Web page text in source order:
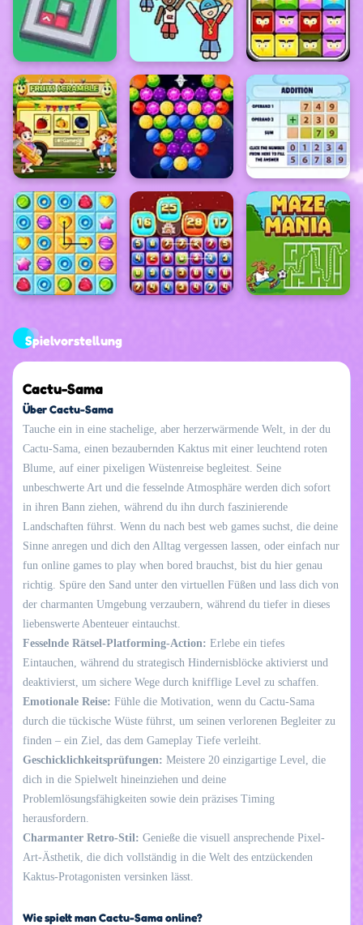
Spielvorstellung
Cactu-Sama
Über Cactu-Sama
Tauche ein in eine stachelige, aber herzerwärmende Welt, in der du
Cactu-Sama, einen bezaubernden Kaktus mit einer leuchtend roten
Blume, auf einer pixeligen Wüstenreise begleitest. Seine
unbeschwerte Art und die fesselnde Atmosphäre werden dich sofort
in ihren Bann ziehen, während du ihn durch faszinierende
Landschaften führst. Wenn du nach best web games suchst, die deine
Sinne anregen und dich den Alltag vergessen lassen, oder einfach nur
fun online games to play when bored brauchst, bist du hier genau
richtig. Spüre den Sand unter den virtuellen Füßen und lass dich von
der charmanten Umgebung verzaubern, während du tiefer in dieses
liebenswerte Abenteuer eintauchst.
Fesselnde Rätsel-Platforming-Action: Erlebe ein tiefes
Eintauchen, während du strategisch Hindernisblöcke aktivierst und
deaktivierst, um sichere Wege durch knifflige Level zu schaffen.
Emotionale Reise: Fühle die Motivation, wenn du Cactu-Sama
durch die tückische Wüste führst, um seinen verlorenen Begleiter zu
finden – ein Ziel, das dem Gameplay Tiefe verleiht.
Geschicklichkeitsprüfungen: Meistere 20 einzigartige Level, die
dich in die Spielwelt hineinziehen und deine
Problemlösungsfähigkeiten sowie dein präzises Timing
herausfordern.
Charmanter Retro-Stil: Genieße die visuell ansprechende Pixel-
Art-Ästhetik, die dich vollständig in die Welt des entzückenden
Kaktus-Protagonisten versinken lässt.
Wie spielt man Cactu-Sama online?